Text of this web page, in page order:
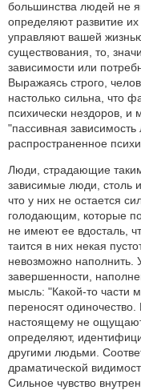
большинства людей не
определяют развитие
управляют вашей
существования, то,
зависимости или
Выражаясь строго,
настолько сильна, что
психически нездоров, и
"пассивная
распространенное
Люди, страдающие
зависимые люди, столь
что у них не остается
голодающим, которые
не имеют ее вдосталь,
таится в них некая
невозможно наполнить.
завершенности,
мысль: "Какой-то части
переносят
настоящему не ощущают
определяют,
другими людьми.
драматической
Сильное чувство